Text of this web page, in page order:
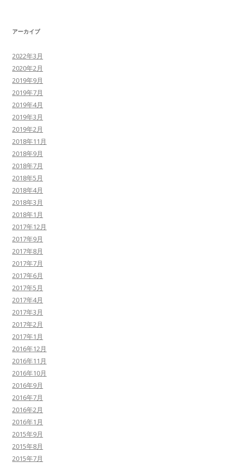
アーカイブ
2022年3月
2020年2月
2019年9月
2019年7月
2019年4月
2019年3月
2019年2月
2018年11月
2018年9月
2018年7月
2018年5月
2018年4月
2018年3月
2018年1月
2017年12月
2017年9月
2017年8月
2017年7月
2017年6月
2017年5月
2017年4月
2017年3月
2017年2月
2017年1月
2016年12月
2016年11月
2016年10月
2016年9月
2016年7月
2016年2月
2016年1月
2015年9月
2015年8月
2015年7月